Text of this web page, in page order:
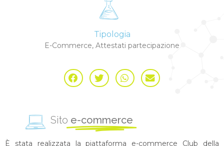
Tipologia
E-Commerce, Attestati partecipazione
Sito e-commerce
È stata realizzata la piattaforma e-commerce Club della